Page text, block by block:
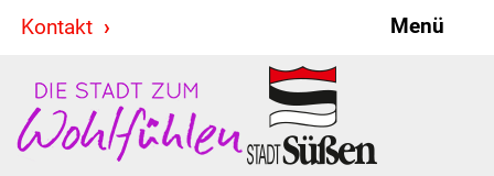
Kontakt Menü
Stadt & Politik
Bürgermeister